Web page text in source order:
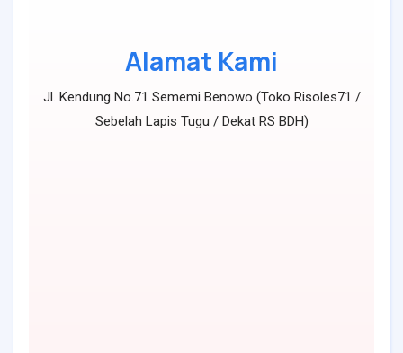
Alamat Kami
Jl. Kendung No.71 Sememi Benowo (Toko Risoles71 /
Sebelah Lapis Tugu / Dekat RS BDH)